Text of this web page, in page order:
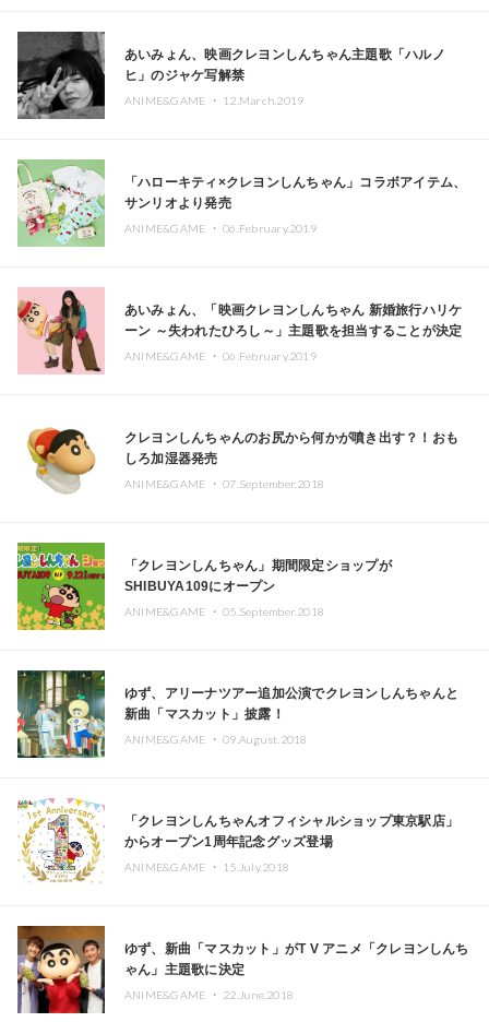
あいみょん、映画クレヨンしんちゃん主題歌「ハルノ
ヒ」のジャケ写解禁
ANIME&GAME ・ 12.March.2019
「ハローキティ×クレヨンしんちゃん」コラボアイテム、
サンリオより発売
ANIME&GAME ・06.February.2019
あいみょん、「映画クレヨンしんちゃん 新婚旅行ハリケ
ーン ～失われたひろし～」主題歌を担当することが決定
ANIME&GAME ・06.February.2019
クレヨンしんちゃんのお尻から何かが噴き出す？！おも
しろ加湿器発売
ANIME&GAME ・07.September.2018
「クレヨンしんちゃん」期間限定ショップが
SHIBUYA109にオープン
ANIME&GAME ・05.September.2018
ゆず、アリーナツアー追加公演でクレヨンしんちゃんと
新曲「マスカット」披露！
ANIME&GAME ・09.August.2018
「クレヨンしんちゃんオフィシャルショップ東京駅店」
からオープン1周年記念グッズ登場
ANIME&GAME ・ 15.July.2018
ゆず、新曲「マスカット」がT V アニメ「クレヨンしんち
ゃん」主題歌に決定
ANIME&GAME ・ 22.June.2018